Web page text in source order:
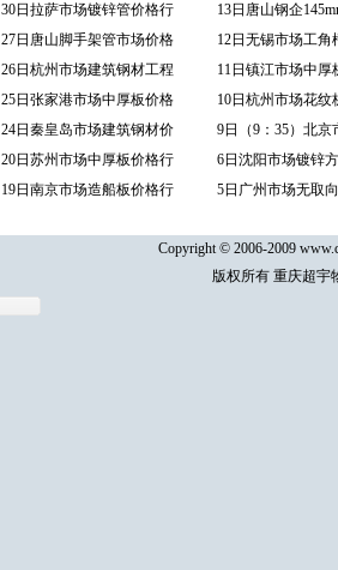
30日拉萨市场镀锌管价格行
27日唐山脚手架管市场价格
26日杭州市场建筑钢材工程
25日张家港市场中厚板价格
24日秦皇岛市场建筑钢材价
20日苏州市场中厚板价格行
19日南京市场造船板价格行
13日唐山钢企
12日无锡市场工角
11日镇江市场中厚
10日杭州市场花纹
9日（9：35）北京
6日沈阳市场镀锌
5日广州市场无取
Copyright © 2006-2009
版权所有 重庆超宇